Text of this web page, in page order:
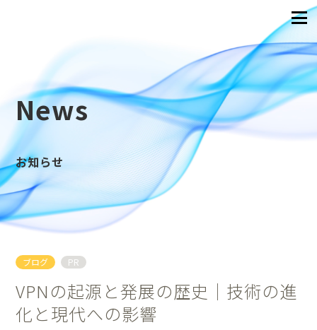
News
お知らせ
ブログ PR
VPNの起源と発展の歴史｜技術の進
化と現代への影響